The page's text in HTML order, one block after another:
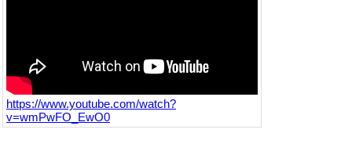
https://www.youtube.com/watch?
v=wmPwFO_EwO0